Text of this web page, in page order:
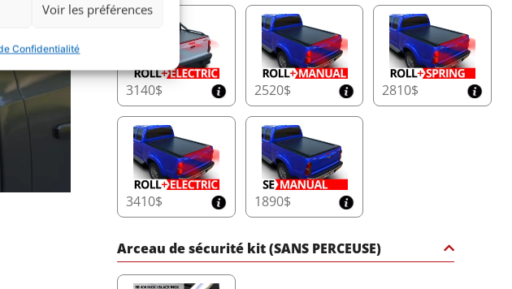
Voir les préférences
Confidentialité
3140$ 2520$ 2810$
3410$ 1890$
Arceau de sécurité kit (SANS PERCEUSE)